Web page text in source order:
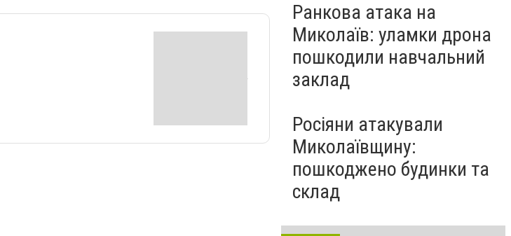
Ранкова атака на
Миколаїв: уламки дрона
пошкодили навчальний
заклад
Росіяни атакували
Миколаївщину:
пошкоджено будинки та
склад